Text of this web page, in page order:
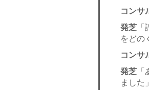
コンサ
発芝
をどの
コンサ
発芝
ました」